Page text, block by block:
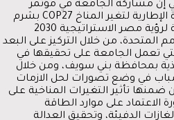
إن مشاركة الجامعة في مؤتمر
الأطراف لاتفاقية الأمم المتحدة الإطارية لتغير المناخ COP27 بشرم
الشيخ يأتي ضمن دعم الجامعة لرؤية مصر الاستراتيجية 2030
المتحدة، من خلال التركيز على البعد
تعمل الجامعة على تحقيقها في
بمحافظة بني سويف، ومن خلال
في وضع تصورات لحل الازمات
تأثير التغيرات المناخية على
الاعتماد على موارد الطاقة
الدفيئة، وتحقيق العدالة